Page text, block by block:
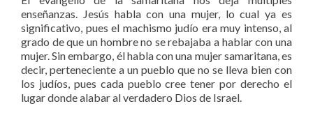
enseñanzas. Jesús habla con una mujer, lo cual ya es
significativo, pues el machismo judío era muy intenso, al
grado de que un hombre no se rebajaba a hablar con una
mujer. Sin embargo, él habla con una mujer samaritana, es
decir, perteneciente a un pueblo que no se lleva bien con
los judíos, pues cada pueblo cree tener por derecho el
lugar donde alabar al verdadero Dios de Israel.